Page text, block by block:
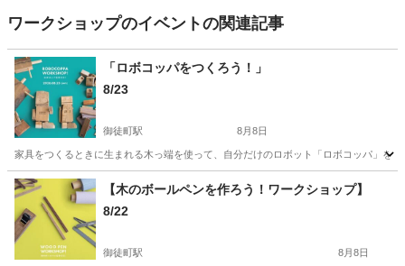
ワークショップのイベントの関連記事
「ロボコッパをつくろう！」
8/23
御徒町駅 8月8日
家具をつくるときに生まれる木っ端を使って、自分だけのロボット「ロボコッパ」を
東京 台東区 御徒町駅 ワークショップ
【木のボールペンを作ろう！ワークショップ】
8/22
御徒町駅 8月8日